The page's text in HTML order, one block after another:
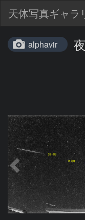
天体写真ギャラ
alphavir